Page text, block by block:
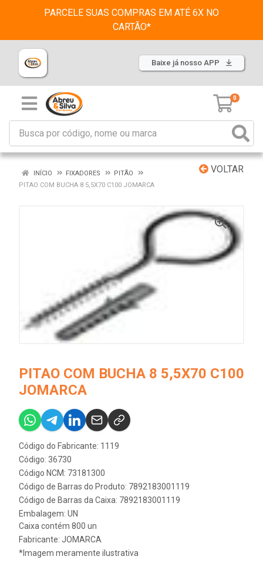
PARCELE SUAS COMPRAS EM ATÉ 6X NO
CARTÃO*
Baixe já nosso APP
0
VOLTAR
INÍCIO FIXADORES
PITÃO
PITAO COM BUCHA 8 5,5X70 C100 JOMARCA
PITAO COM BUCHA 8 5,5X70 C100
JOMARCA
Código do Fabricante: 1119
Código: 36730
Código NCM: 73181300
Código de Barras do Produto: 7892183001119
Código de Barras da Caixa: 7892183001119
Embalagem: UN
Caixa contém 800 un
Fabricante: JOMARCA
*Imagem meramente ilustrativa